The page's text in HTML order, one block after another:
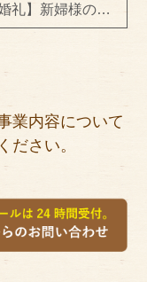
【ご婚礼】新婦様の着付け＆ヘアメイク
業内容について
ださい。